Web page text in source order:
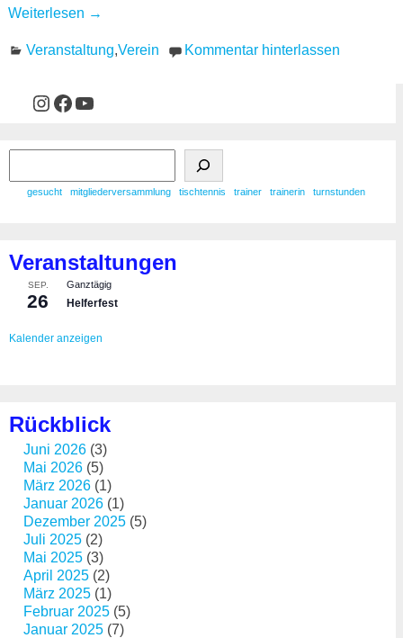
Weiterlesen →
Veranstaltung,Verein Kommentar hinterlassen
gesucht mitgliederversammlung tischtennis trainer trainerin turnstunden
Veranstaltungen
SEP.
26
Ganztägig
Helferfest
Kalender anzeigen
Rückblick
Juni 2026 (3)
Mai 2026 (5)
März 2026 (1)
Januar 2026 (1)
Dezember 2025 (5)
Juli 2025 (2)
Mai 2025 (3)
April 2025 (2)
März 2025 (1)
Februar 2025 (5)
Januar 2025 (7)